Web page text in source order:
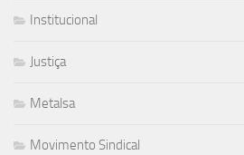
Institucional
Justiça
Metalsa
Movimento Sindical